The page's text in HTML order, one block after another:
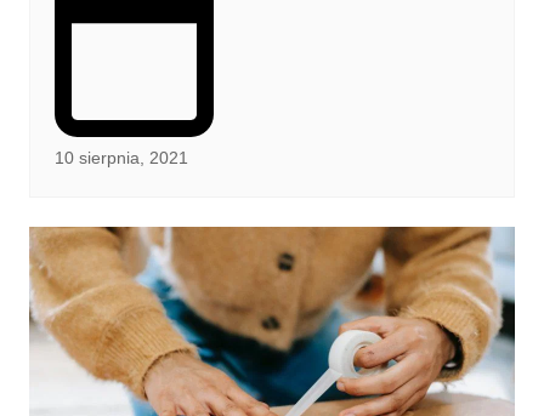
10 sierpnia, 2021